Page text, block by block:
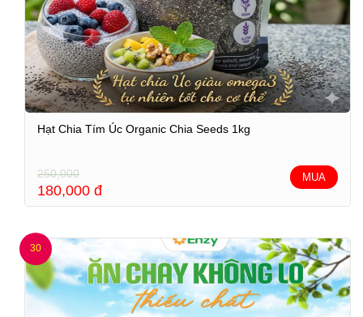
Hạt Chia Tím Úc Organic Chia Seeds 1kg
250,000
180,000 đ
MUA
30